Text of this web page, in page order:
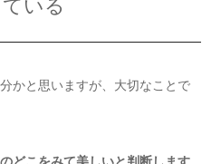
いる
かと思いますが、大切なことで